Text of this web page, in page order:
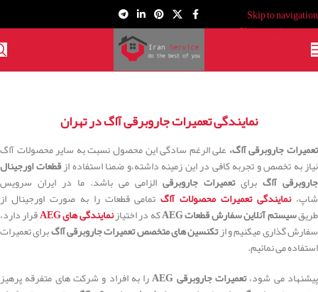
Skip to navigation
Skip to main content
نمایندگی تعمیرات جاروبرقی آاگ در تهران​
تعمیرات جاروبرقی آاگ، علی الرغم سادگی این محصول نسبت به سایر محصولات آاگ
نیاز به تخصص و تجربه کافی در این زمینه داشته،و ضمنا استفاده ازقطعات اورجینال
جاروبرقی آاگ برایتعمیرات جاروبرقی الزامی می باشد. ما در ایران سرویس
شاپ،نمایندگی تعمیرات محصولات آاگتمامی قطعات را به صورت اورجینال از
طریقسیستم آنلاین سفارش قطعات AEG که در اختیازنمایندگی های AEG
قرار دارد،
سفارش گذاری میکنیم و ازتکنسین های متخصص تعمیرات جاروبرقی آاگبرای تعمیرات
استفاده می نمائیم.
پیشنهاد می شود،تعمیرات جاروبرقی AEG
را به افراد و شرکت های متفرقه پرهیز